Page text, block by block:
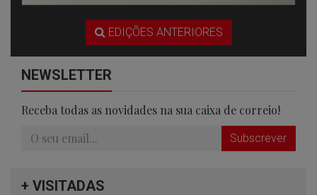
EDIÇÕES ANTERIORES
NEWSLETTER
Receba todas as novidades na sua caixa de correio!
Subscrever
+ VISITADAS